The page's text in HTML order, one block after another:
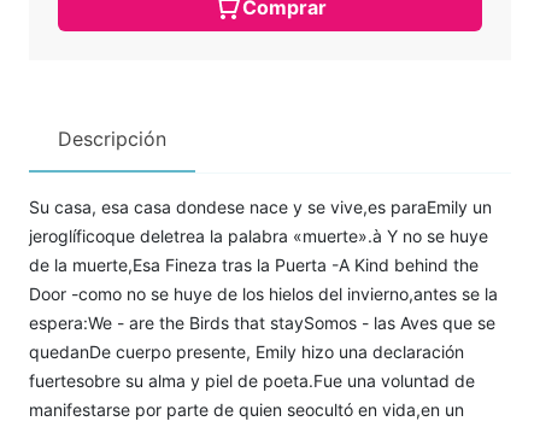
Comprar
Descripción
Su casa, esa casa dondese nace y se vive,es paraEmily un
jeroglíficoque deletrea la palabra «muerte».à Y no se huye
de la muerte,Esa Fineza tras la Puerta -A Kind behind the
Door -como no se huye de los hielos del invierno,antes se la
espera:We - are the Birds that staySomos - las Aves que se
quedanDe cuerpo presente, Emily hizo una declaración
fuertesobre su alma y piel de poeta.Fue una voluntad de
manifestarse por parte de quien seocultó en vida,en un